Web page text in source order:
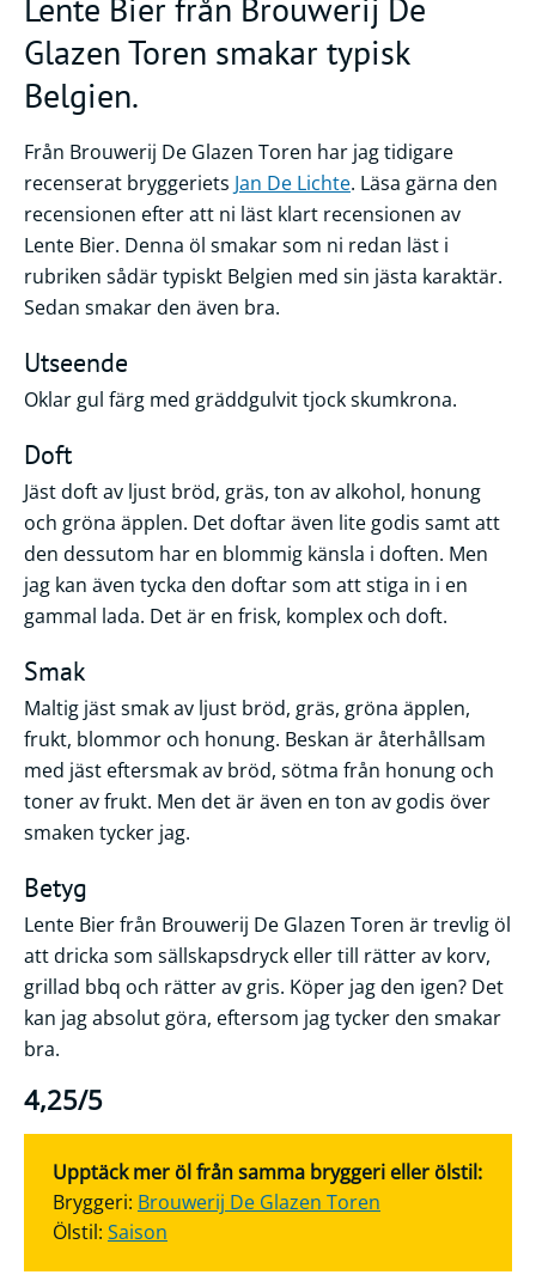
Glazen Toren smakar typisk
Belgien.
Från Brouwerij De Glazen Toren har jag tidigare
recenserat bryggeriets Jan De Lichte. Läsa gärna den
recensionen efter att ni läst klart recensionen av
Lente Bier. Denna öl smakar som ni redan läst i
rubriken sådär typiskt Belgien med sin jästa karaktär.
Sedan smakar den även bra.
Utseende
Oklar gul färg med gräddgulvit tjock skumkrona.
Doft
Jäst doft av ljust bröd, gräs, ton av alkohol, honung
och gröna äpplen. Det doftar även lite godis samt att
den dessutom har en blommig känsla i doften. Men
jag kan även tycka den doftar som att stiga in i en
gammal lada. Det är en frisk, komplex och doft.
Smak
Maltig jäst smak av ljust bröd, gräs, gröna äpplen,
frukt, blommor och honung. Beskan är återhållsam
med jäst eftersmak av bröd, sötma från honung och
toner av frukt. Men det är även en ton av godis över
smaken tycker jag.
Betyg
Lente Bier från Brouwerij De Glazen Toren är trevlig öl
att dricka som sällskapsdryck eller till rätter av korv,
grillad bbq och rätter av gris. Köper jag den igen? Det
kan jag absolut göra, eftersom jag tycker den smakar
bra.
4,25/5
Upptäck mer öl från samma bryggeri eller ölstil:
Bryggeri: Brouwerij De Glazen Toren
Ölstil: Saison